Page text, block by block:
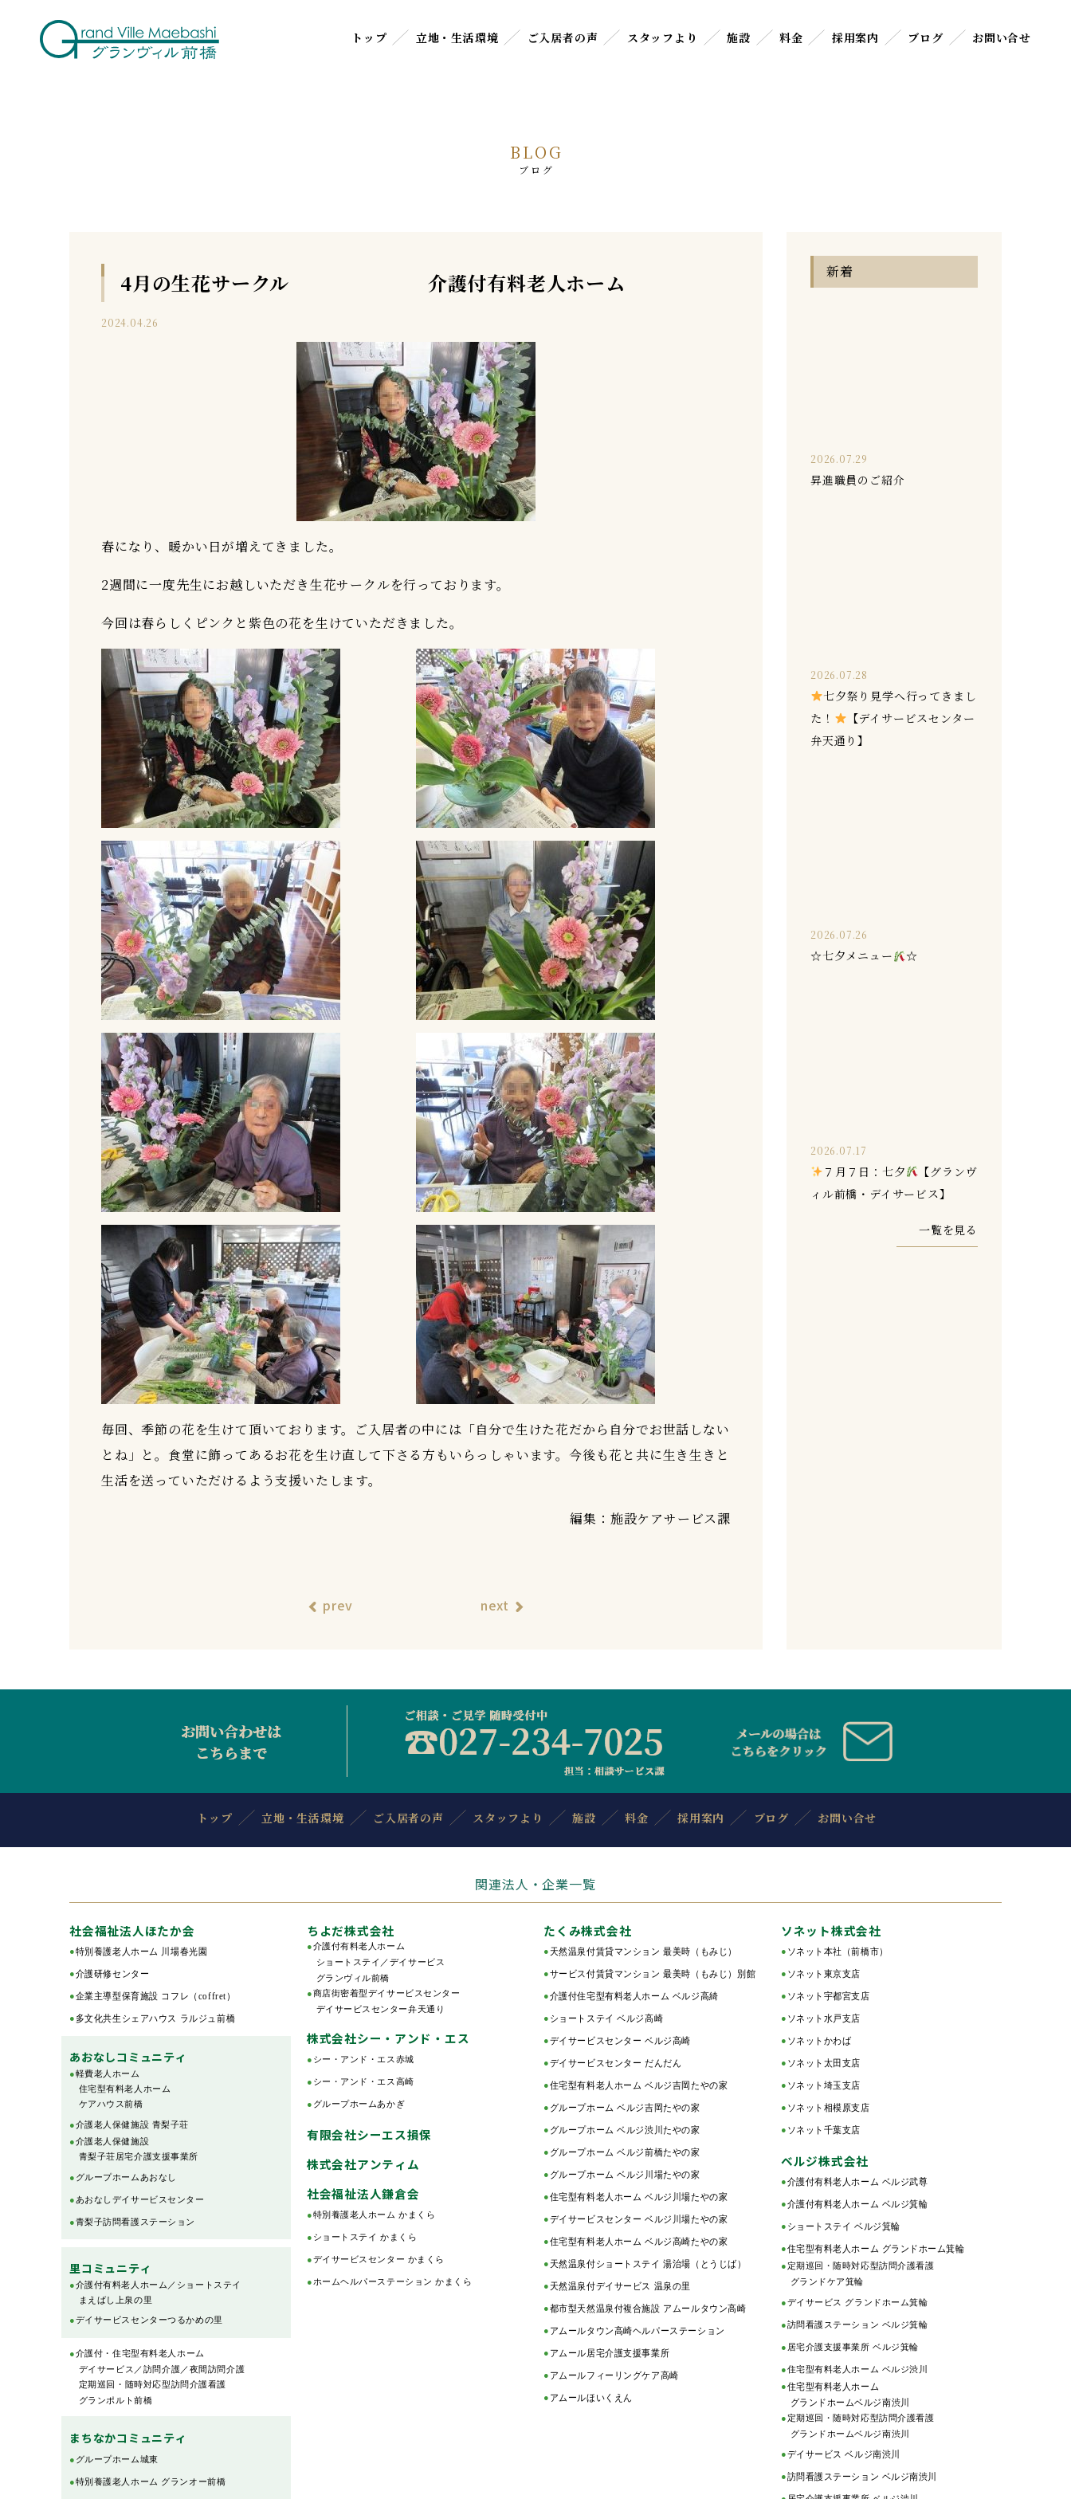
トップ 立地・生活環境 ご入居者の声 スタッフより 施設 料金 採用案内 ブログ お問い合せ
BLOG
ブログ
4月の生花サークル 介護付有料老人ホーム
2024.04.26
春になり、暖かい日が増えてきました。
2週間に一度先生にお越しいただき生花サークルを行っております。
今回は春らしくピンクと紫色の花を生けていただきました。
毎回、季節の花を生けて頂いております。ご入居者の中には「自分で生けた花だから自分でお世話しない
とね」と。食堂に飾ってあるお花を生け直して下さる方もいらっしゃいます。今後も花と共に生き生きと
生活を送っていただけるよう支援いたします。
編集：施設ケアサービス課
prev next
新着
2026.07.29
昇進職員のご紹介
2026.07.28
七夕祭り見学へ行ってきまし
た！
【デイサービスセンター
弁天通り】
2026.07.26
☆七夕メニュー ☆
2026.07.17
７月７日：七夕
【グランヴ
ィル前橋・デイサービス】
一覧を見る
トップ 立地・生活環境 ご入居者の声 スタッフより 施設 料金 採用案内 ブログ お問い合せ
関連法人・企業一覧
社会福祉法人ほたか会
●特別養護老人ホーム 川場春光園
●介護研修センター
●企業主導型保育施設 コフレ（coffret）
● 多文化共生シェアハウス ラルジュ前橋
あおなしコミュニティ
●軽費老人ホーム
住宅型有料老人ホーム
ケアハウス前橋
●介護老人保健施設 青梨子荘
●介護老人保健施設
青梨子荘居宅介護支援事業所
● グループホームあおなし
● あおなしデイサービスセンター
●青梨子訪問看護ステーション
里コミュニティ
●介護付有料老人ホーム／ショートステイ
まえばし上泉の里
●デイサービスセンターつるかめの里
●介護付・住宅型有料老人ホーム
デイサービス／訪問介護／夜間訪問介護
定期巡回・随時対応型訪問介護看護
グランポルト前橋
まちなかコミュニティ
● グループホーム城東
●特別養護老人ホーム グランオー前橋
ちよだ株式会社
●介護付有料老人ホーム
ショートステイ／デイサービス
グランヴィル前橋
●商店街密着型デイサービスセンター
デイサービスセンター弁天通り
株式会社シー・アンド・エス
● シー・アンド・エス赤城
● シー・アンド・エス高崎
● グループホームあかぎ
有限会社シーエス損保
株式会社アンティム
社会福祉法人鎌倉会
●特別養護老人ホーム かまくら
● ショートステイ かまくら
●デイサービスセンター かまくら
● ホームヘルパーステーション かまくら
たくみ株式会社
● 天然温泉付賃貸マンション 最美時（もみじ）
●サービス付賃貸マンション 最美時（もみじ）別館
●介護付住宅型有料老人ホーム ベルジ高綺
● ショートステイ ベルジ高崎
●デイサービスセンター ベルジ高崎
●デイサービスセンター だんだん
●住宅型有料老人ホーム ベルジ吉岡たやの家
● グループホーム ベルジ吉岡たやの家
● グループホーム ベルジ渋川たやの家
● グループホーム ベルジ前橋たやの家
● グループホーム ベルジ川場たやの家
●住宅型有料老人ホーム ベルジ川場たやの家
●デイサービスセンター ベルジ川場たやの家
●住宅型有料老人ホーム ベルジ高崎たやの家
● 天然温泉付ショートステイ 湯治場（とうじば）
● 天然温泉付デイサービス 温泉の里
●都市型天然温泉付複合施設 アムールタウン高崎
● アムールタウン高崎ヘルパーステーション
● アムール居宅介護支援事業所
● アムールフィーリングケア高崎
● アムールほいくえん
ソネット株式会社
● ソネット本社（前橋市）
● ソネット東京支店
● ソネット宇都宮支店
● ソネット水戸支店
● ソネットかわば
● ソネット太田支店
● ソネット埼玉支店
● ソネット相模原支店
● ソネット千葉支店
ベルジ株式会社
●介護付有料老人ホーム ベルジ武尊
●介護付有料老人ホーム ベルジ箕輪
● ショートステイ ベルジ箕輪
●住宅型有料老人ホーム グランドホーム箕輪
●定期巡回・随時対応型訪問介護看護
グランドケア箕輪
●デイサービス グランドホーム箕輪
●訪問看護ステーション ベルジ箕輪
● 居宅介護支援事業所 ベルジ箕輪
●住宅型有料老人ホーム ベルジ渋川
●住宅型有料老人ホーム
グランドホームベルジ南渋川
●定期巡回・随時対応型訪問介護看護
グランドホームベルジ南渋川
●デイサービス ベルジ南渋川
●訪問看護ステーション ベルジ南渋川